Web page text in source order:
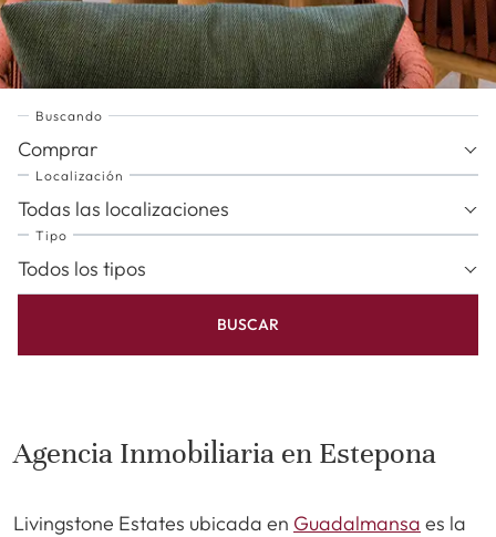
Buscando
Comprar
Localización
Todas las localizaciones
Tipo
Todos los tipos
BUSCAR
Agencia Inmobiliaria en Estepona
Livingstone Estates ubicada en Guadalmansa es la